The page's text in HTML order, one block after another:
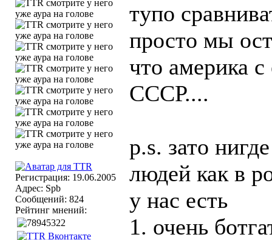
Регистрация: 19.06.2005
Адрес: Spb
Сообщений: 824
Рейтинг мнений:
тупо
просто мы
что америка
СССР....
p.s. зато
людей как в
у нас есть
1. очень